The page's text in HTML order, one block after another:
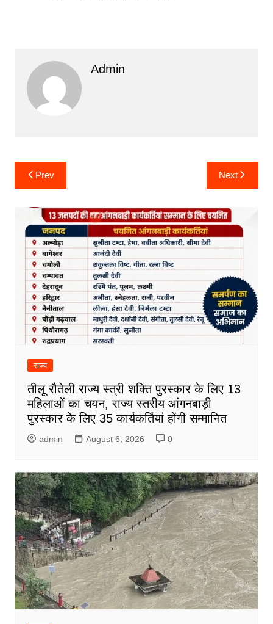
Admin
Post
navigation
Prev Next
राज्य
तीलू रौतेली राज्य स्त्री शक्ति पुरस्कार के लिए 13
महिलाओं का चयन, राज्य स्तरीय आंगनबाड़ी
पुरस्कार के लिए 35 कार्यकर्तियां होंगी सम्मानित
admin August 6, 2026 0